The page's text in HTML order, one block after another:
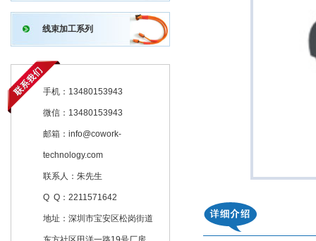
线束加工系列
手机：13480153943
微信：13480153943
邮箱：info@cowork-
technology.com
联系人：朱先生
Q Q：2211571642
地址：深圳市宝安区松岗街道